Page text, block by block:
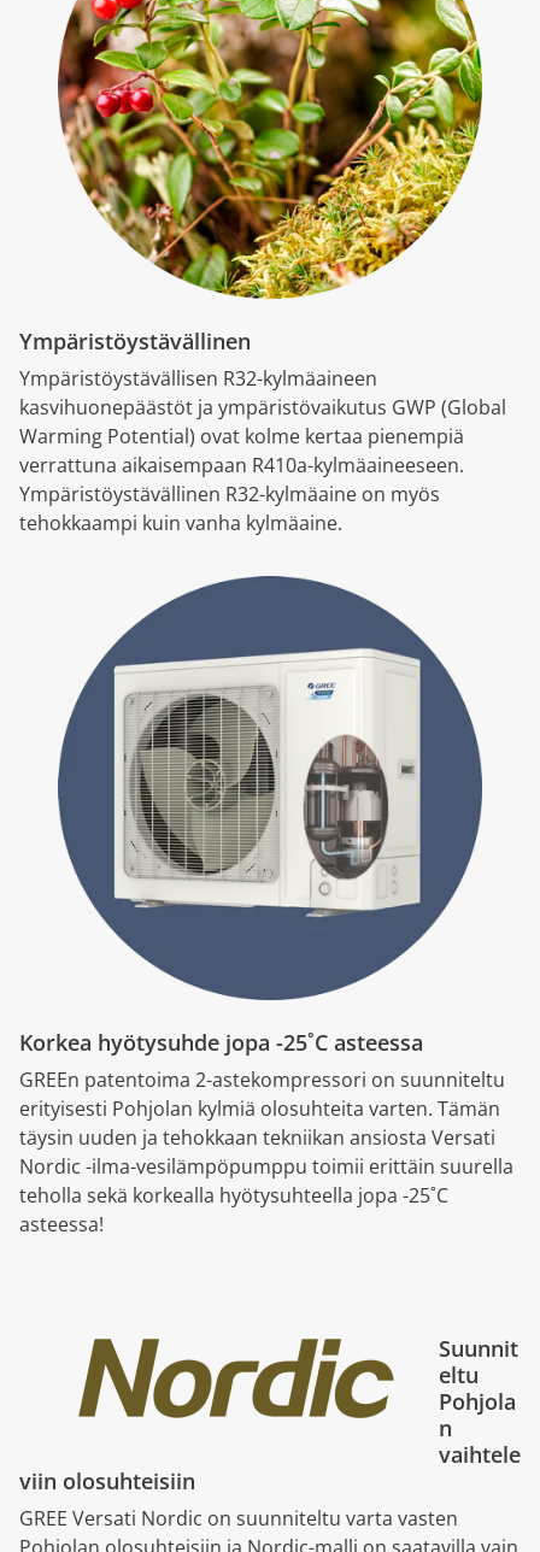
Ympäristöystävällinen
Ympäristöystävällisen R32-kylmäaineen
kasvihuonepäästöt ja ympäristövaikutus GWP (Global
Warming Potential) ovat kolme kertaa pienempiä
verrattuna aikaisempaan R410a-kylmäaineeseen.
Ympäristöystävällinen R32-kylmäaine on myös
tehokkaampi kuin vanha kylmäaine.
Korkea hyötysuhde jopa -25˚C asteessa
GREEn patentoima 2-astekompressori on suunniteltu
erityisesti Pohjolan kylmiä olosuhteita varten. Tämän
täysin uuden ja tehokkaan tekniikan ansiosta Versati
Nordic -ilma-vesilämpöpumppu toimii erittäin suurella
teholla sekä korkealla hyötysuhteella jopa -25˚C
asteessa!
Suunnit
eltu
Pohjola
n
vaihtele
viin olosuhteisiin
GREE Versati Nordic on suunniteltu varta vasten